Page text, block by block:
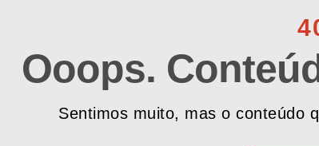
Ooops.
Sentimos muito, mas o conteúdo